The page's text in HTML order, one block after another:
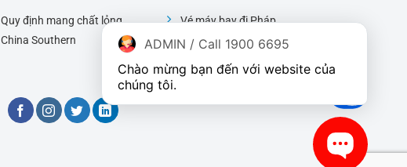
Quy định mang chất lỏng
China Southern
Vé máy bay đi Pháp
Vé máy bay đi Mỹ
ADMIN / Call 1900 6695
Chào mừng bạn đến với website của
chúng tôi.